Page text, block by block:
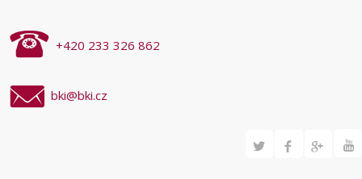
+420 233 326 862
bki@bki.cz